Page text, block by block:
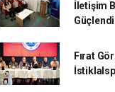
İletişim
Fırat